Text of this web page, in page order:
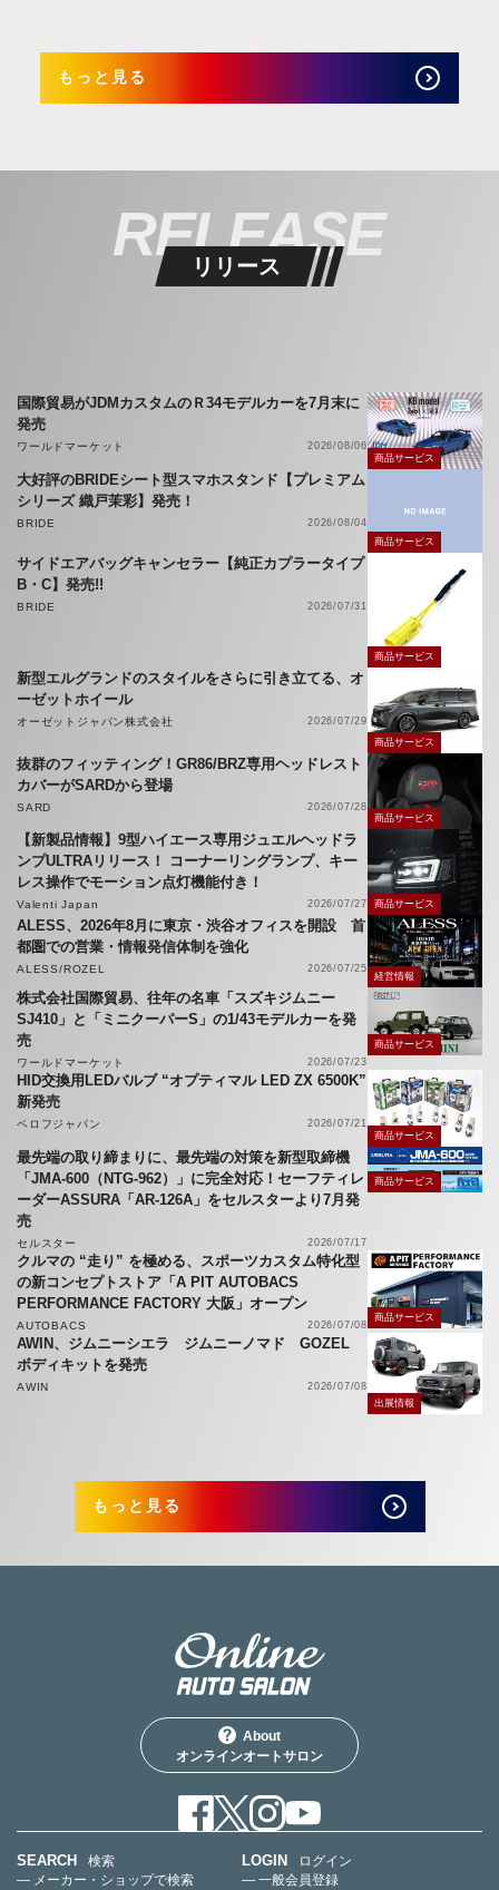
もっと見る
RELEASE
リリース
国際貿易がJDMカスタムのＲ34モデルカーを7月末に
発売
ワールドマーケット
2026/08/06
商品サービス
大好評のBRIDEシート型スマホスタンド【プレミアム
シリーズ 織戸茉彩】発売！
BRIDE
2026/08/04
商品サービス
サイドエアバッグキャンセラー【純正カプラータイプ
B・C】発売!!
BRIDE 2026/07/31
商品サービス
新型エルグランドのスタイルをさらに引き立てる、オ
ーゼットホイール
オーゼットジャパン株式会社
2026/07/29
商品サービス
抜群のフィッティング！GR86/BRZ専用ヘッドレスト
カバーがSARDから登場
SARD
2026/07/28
商品サービス
【新製品情報】9型ハイエース専用ジュエルヘッドラ
ンプULTRAリリース！ コーナーリングランプ、キー
レス操作でモーション点灯機能付き！
Valenti Japan 2026/07/27 商品サービス
ALESS、2026年8月に東京・渋谷オフィスを開設 首
都圏での営業・情報発信体制を強化
ALESS/ROZEL 2026/07/25
経営情報
株式会社国際貿易、往年の名車「スズキジムニー
SJ410」と「ミニクーパーS」の1/43モデルカーを発
売
ワールドマーケット 2026/07/23
商品サービス
HID交換用LEDバルブ “オプティマル LED ZX 6500K”
新発売
ベロフジャパン
2026/07/21
商品サービス
最先端の取り締まりに、最先端の対策を新型取締機
「JMA-600（NTG-962）」に完全対応！セーフティレ
ーダーASSURA「AR-126A」をセルスターより7月発
売
セルスター 2026/07/17
商品サービス
クルマの “走り” を極める、スポーツカスタム特化型
の新コンセプトストア「A PIT AUTOBACS
PERFORMANCE FACTORY 大阪」オープン
AUTOBACS 2026/07/08
商品サービス
AWIN、ジムニーシエラ ジムニーノマド GOZEL
ボディキットを発売
AWIN
2026/07/08
出展情報
もっと見る
About
オンラインオートサロン
SEARCH
検索
— メーカー・ショップで検索
LOGIN
ログイン
— 一般会員登録